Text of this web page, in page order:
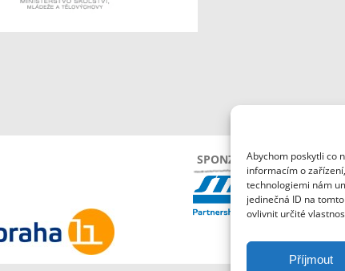
Abychom poskytli co
informacím o
technologiemi nám
jedinečná ID na
ovlivnit určité
Příjmout
SPONZOŘI